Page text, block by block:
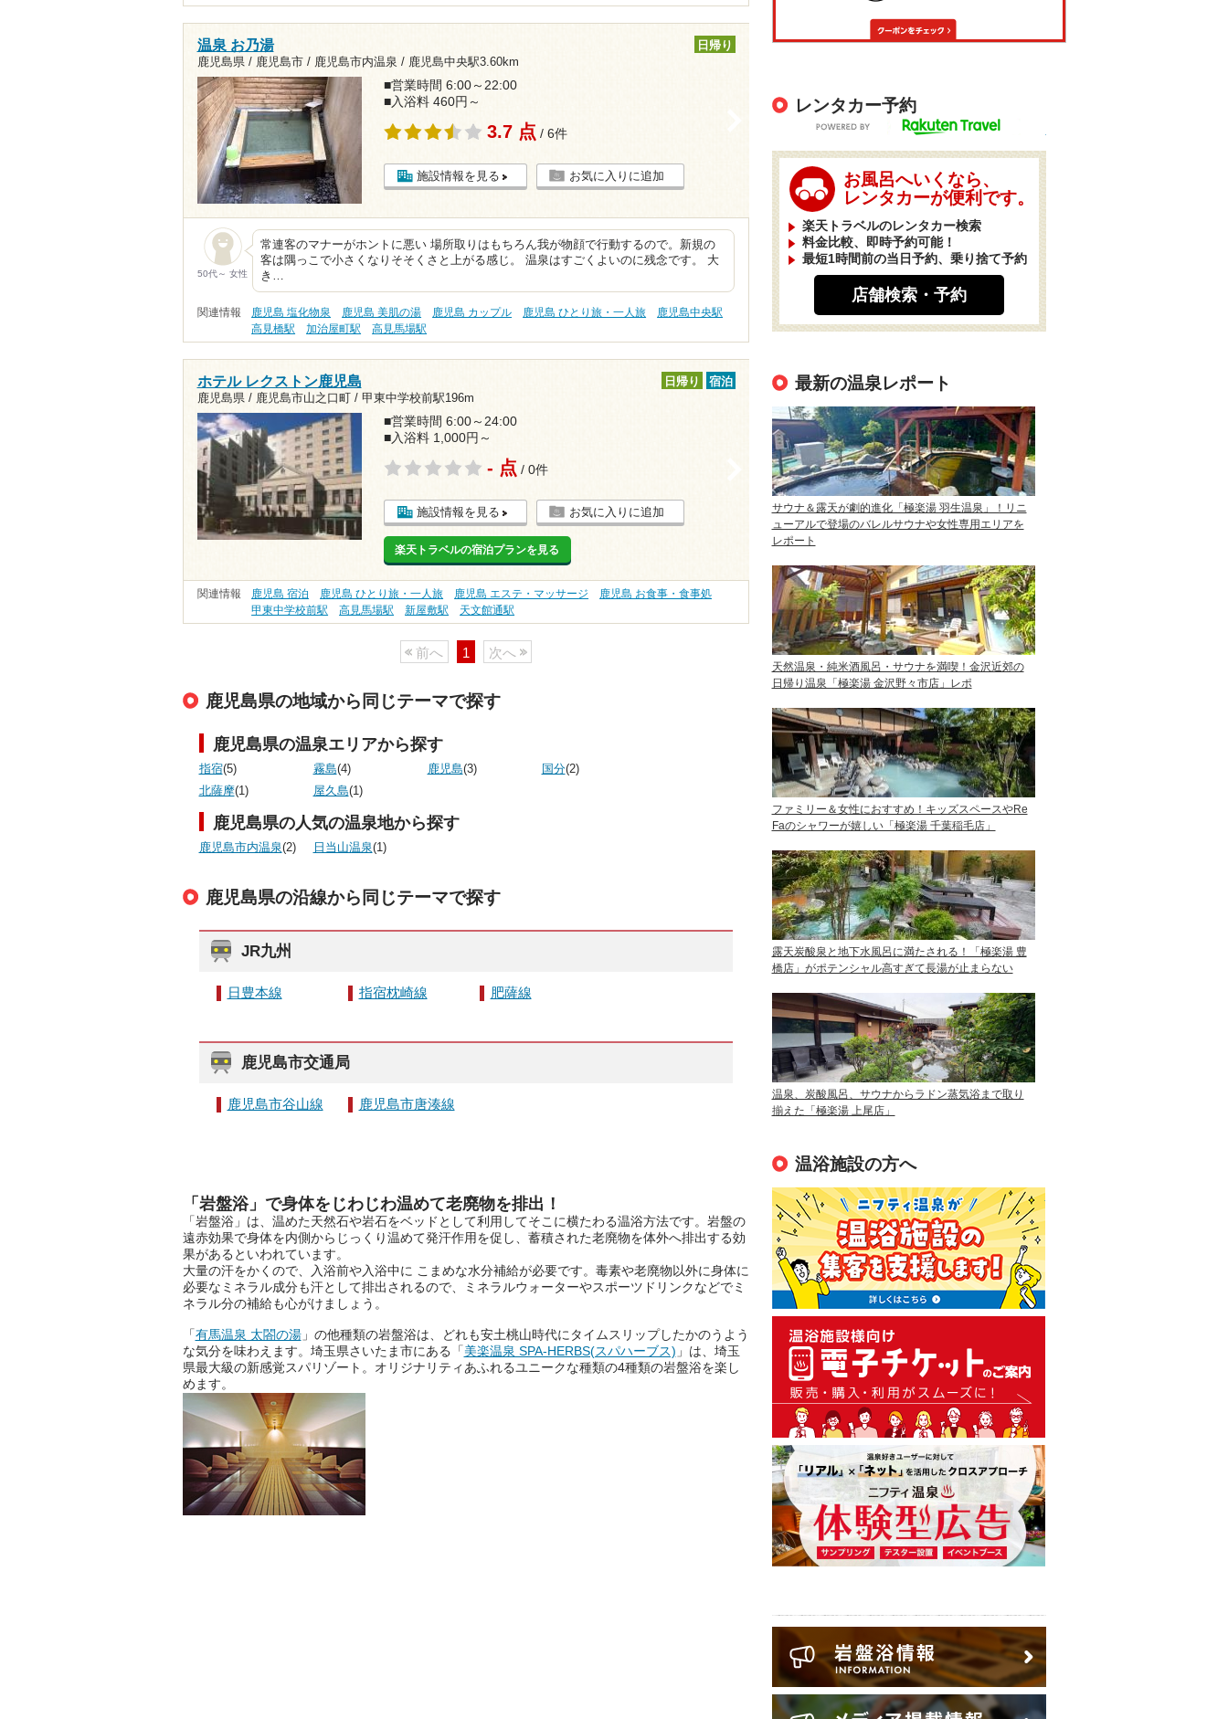
温泉 お乃湯
鹿児島県 / 鹿児島市 / 鹿児島市内温泉 / 鹿児島中央駅3.60km
日帰り
■営業時間 6:00～22:00
■入浴料 460円～
3.7 点 / 6件
施設情報を見る お気に入りに追加
50代～ 女性
常連客のマナーがホントに悪い 場所取りはもちろん我が物顔で行動するので。新規の
客は隅っこで小さくなりそそくさと上がる感じ。 温泉はすごくよいのに残念です。 大
き…
関連情報 鹿児島 塩化物泉 鹿児島 美肌の湯 鹿児島 カップル 鹿児島 ひとり旅・一人旅
鹿児島中央駅
高見橋駅
加治屋町駅 高見馬場駅
ホテル レクストン鹿児島
鹿児島県 / 鹿児島市山之口町 / 甲東中学校前駅196m
日帰り 宿泊
■営業時間 6:00～24:00
■入浴料 1,000円～
- 点 / 0件
施設情報を見る お気に入りに追加
楽天トラベルの宿泊プランを見る
関連情報 鹿児島 宿泊 鹿児島 ひとり旅・一人旅 鹿児島 エステ・マッサージ
鹿児島 お食事・食事処
甲東中学校前駅
高見馬場駅 新屋敷駅 天文館通駅
前へ 1 次へ
鹿児島県の地域から同じテーマで探す
鹿児島県の温泉エリアから探す
指宿(5) 霧島(4) 鹿児島(3) 国分(2)
北薩摩(1) 屋久島(1)
鹿児島県の人気の温泉地から探す
鹿児島市内温泉(2) 日当山温泉(1)
鹿児島県の沿線から同じテーマで探す
JR九州
日豊本線 指宿枕崎線 肥薩線
鹿児島市交通局
鹿児島市谷山線 鹿児島市唐湊線
「岩盤浴」で身体をじわじわ温めて老廃物を排出！
「岩盤浴」は、温めた天然石や岩石をベッドとして利用してそこに横たわる温浴方法です。岩盤の
遠赤効果で身体を内側からじっくり温めて発汗作用を促し、蓄積された老廃物を体外へ排出する効
果があるといわれています。
大量の汗をかくので、入浴前や入浴中に こまめな水分補給が必要です。毒素や老廃物以外に身体に
必要なミネラル成分も汗として排出されるので、ミネラルウォーターやスポーツドリンクなどでミ
ネラル分の補給も心がけましょう。
「有馬温泉 太閤の湯」の他種類の岩盤浴は、どれも安土桃山時代にタイムスリップしたかのうよう
な気分を味わえます。埼玉県さいたま市にある「美楽温泉 SPA-HERBS(スパハーブス) 」は、埼玉
県最大級の新感覚スパリゾート。オリジナリティあふれるユニークな種類の4種類の岩盤浴を楽し
めます。
レンタカー予約
お風呂へいくなら、
レンタカーが便利です。
楽天トラベルのレンタカー検索
料金比較、即時予約可能！
最短1時間前の当日予約、乗り捨て予約
店舗検索・予約
最新の温泉レポート
サウナ＆露天が劇的進化「極楽湯 羽生温泉」！リニ
ューアルで登場のバレルサウナや女性専用エリアを
レポート
天然温泉・純米酒風呂・サウナを満喫！金沢近郊の
日帰り温泉「極楽湯 金沢野々市店」レポ
ファミリー＆女性におすすめ！キッズスペースやRe
Faのシャワーが嬉しい「極楽湯 千葉稲毛店」
露天炭酸泉と地下水風呂に満たされる！「極楽湯 豊
橋店」がポテンシャル高すぎて長湯が止まらない
温泉、炭酸風呂、サウナからラドン蒸気浴まで取り
揃えた「極楽湯 上尾店」
温浴施設の方へ
ニフティ温泉を使って手軽に